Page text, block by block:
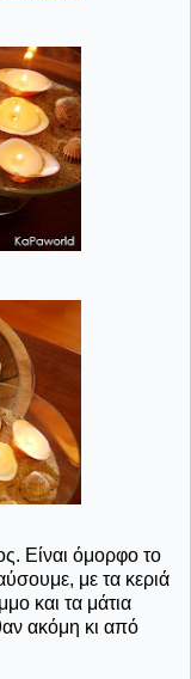
Είναι όμορφο το
με τα κεριά
και τα μάτια
ακόμη κι από